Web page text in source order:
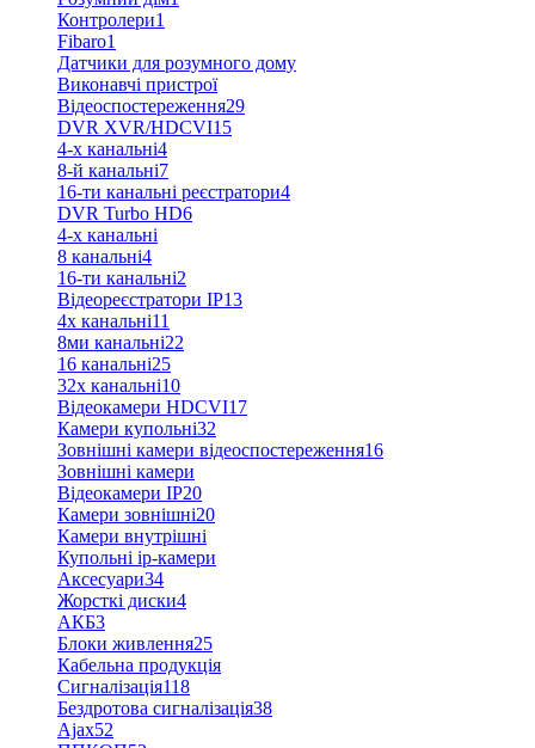
Контролери1
Fibaro1
Датчики для розумного дому
Виконавчі пристрої
Відеоспостереження29
DVR XVR/HDCVI15
4-x канальні4
8-й канальні7
16-ти канальні реєстратори4
DVR Turbo HD6
4-х канальні
8 канальні4
16-ти канальні2
Відеореєстратори IP13
4х канальні11
8ми канальні22
16 канальні25
32x канальні10
Відеокамери HDCVI17
Камери купольні32
Зовнішні камери відеоспостереження16
Зовнішні камери
Відеокамери IP20
Камери зовнішні20
Камери внутрішні
Купольні ip-камери
Аксесуари34
Жорсткі диски4
АКБ3
Блоки живлення25
Кабельна продукція
Сигналізація118
Бездротова сигналізація38
Ajax52